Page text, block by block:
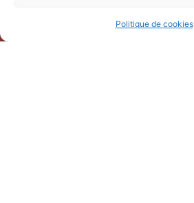
Politique de cookies